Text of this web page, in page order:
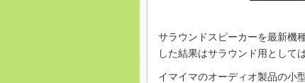
サラウンドスピーカーを最新機
した結果はサラウンド用として
イマイマのオーディオ製品の小